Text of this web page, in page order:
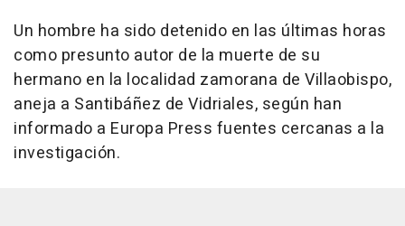
Un hombre ha sido detenido en las últimas horas
como presunto autor de la muerte de su
hermano en la localidad zamorana de Villaobispo,
aneja a Santibáñez de Vidriales, según han
informado a Europa Press fuentes cercanas a la
investigación.